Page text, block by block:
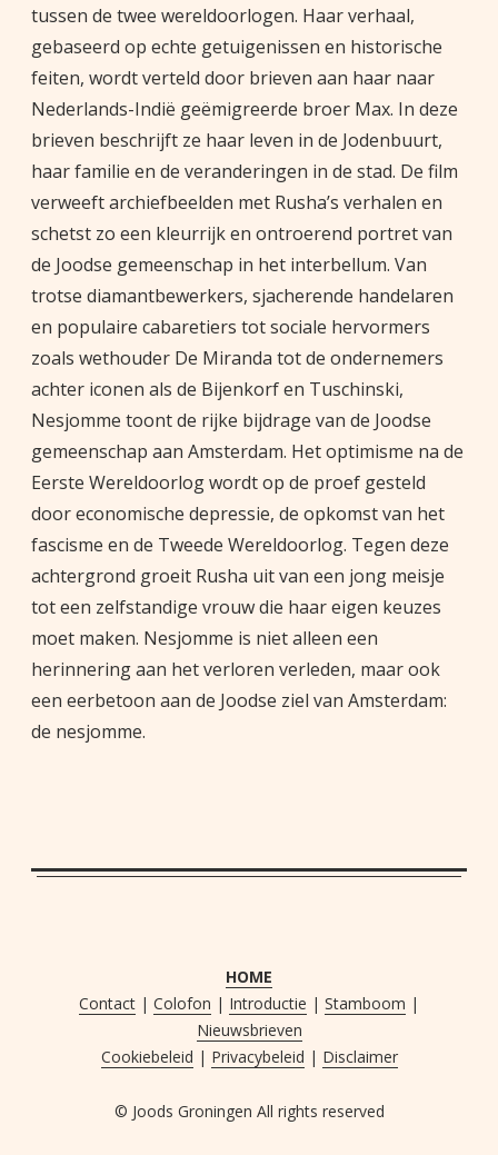
tussen de twee wereldoorlogen. Haar verhaal,
gebaseerd op echte getuigenissen en historische
feiten, wordt verteld door brieven aan haar naar
Nederlands-Indië geëmigreerde broer Max. In deze
brieven beschrijft ze haar leven in de Jodenbuurt,
haar familie en de veranderingen in de stad. De film
verweeft archiefbeelden met Rusha’s verhalen en
schetst zo een kleurrijk en ontroerend portret van
de Joodse gemeenschap in het interbellum. Van
trotse diamantbewerkers, sjacherende handelaren
en populaire cabaretiers tot sociale hervormers
zoals wethouder De Miranda tot de ondernemers
achter iconen als de Bijenkorf en Tuschinski,
Nesjomme toont de rijke bijdrage van de Joodse
gemeenschap aan Amsterdam. Het optimisme na de
Eerste Wereldoorlog wordt op de proef gesteld
door economische depressie, de opkomst van het
fascisme en de Tweede Wereldoorlog. Tegen deze
achtergrond groeit Rusha uit van een jong meisje
tot een zelfstandige vrouw die haar eigen keuzes
moet maken. Nesjomme is niet alleen een
herinnering aan het verloren verleden, maar ook
een eerbetoon aan de Joodse ziel van Amsterdam:
de nesjomme.
HOME
Contact | Colofon | Introductie | Stamboom |
Nieuwsbrieven
Cookiebeleid | Privacybeleid | Disclaimer
© Joods Groningen All rights reserved